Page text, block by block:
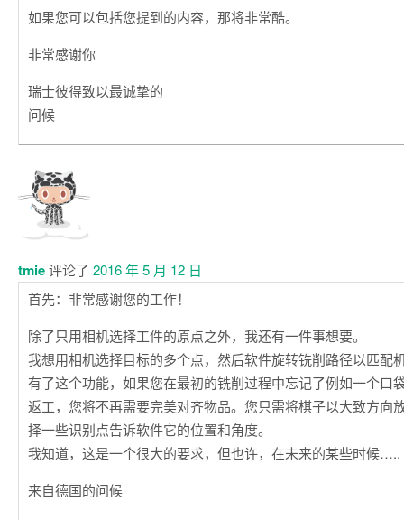
如果您可以包括您提到的内容，那将非常酷。
非常感谢你
瑞士彼得致以最诚挚的
问候
tmie评论了 2016 年 5 月 12 日
首先：非常感谢您的工作！
除了只用相机选择工件的原点之外，我还有一件事想要。
我想用相机选择目标的多个点，然后软件旋转铣削路径以匹配
有了这个功能，如果您在最初的铣削过程中忘记了例如一个口
返工，您将不再需要完美对齐物品。您只需将棋子以大致方向
择一些识别点告诉软件它的位置和角度。
我知道，这是一个很大的要求，但也许，在未来的某些时候…..
来自德国的问候